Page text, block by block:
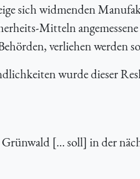
sich widmenden
Mitteln
verliehen werden
wurde dieser
[… soll] in der